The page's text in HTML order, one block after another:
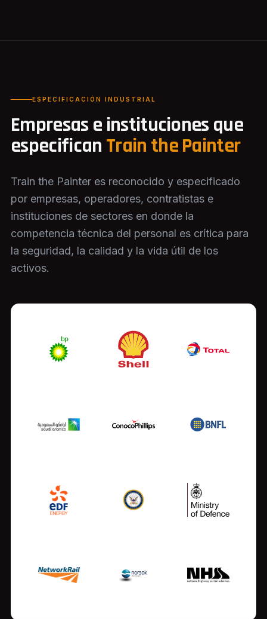
ESPECIFICACIÓN INDUSTRIAL
Empresas e instituciones que
especifican Train the Painter
Train the Painter es reconocido y especificado
por empresas, operadores, contratistas e
instituciones de sectores en donde la
competencia técnica del personal es crítica para
la seguridad, la calidad y la vida útil de los
activos.